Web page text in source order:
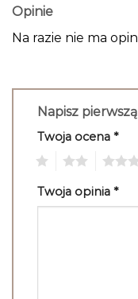
Opinie
Na razie nie ma
Napisz
Twoja ocena *
Twoja opinia *